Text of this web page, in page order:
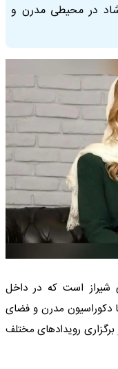
در محیطی مدرن و
شیراز است که در داخل
دکوراسیون مدرن و فضای
رویدادهای مختلف